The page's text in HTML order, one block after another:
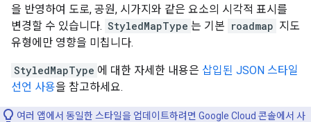
을 반영하여 도로, 공원, 시가지와 같은 요소의 시각적 표시를
변경할 수 있습니다. StyledMapType 는 기본 roadmap 지도
유형에만 영향을 미칩니다.
StyledMapType 에 대한 자세한 내용은 삽입된 JSON 스타일
선언 사용을 참고하세요.
여러 앱에서 동일한 스타일을 업데이트하려면 Google Cloud 콘솔에서 사